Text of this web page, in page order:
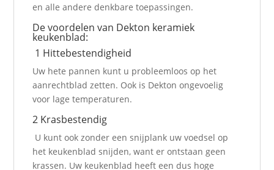
en alle andere denkbare toepassingen.
De voordelen van Dekton keramiek
keukenblad:
1 Hittebestendigheid
Uw hete pannen kunt u probleemloos op het
aanrechtblad zetten. Ook is Dekton ongevoelig
voor lage temperaturen.
2 Krasbestendig
U kunt ook zonder een snijplank uw voedsel op
het keukenblad snijden, want er ontstaan geen
krassen. Uw keukenblad heeft een dus hoge